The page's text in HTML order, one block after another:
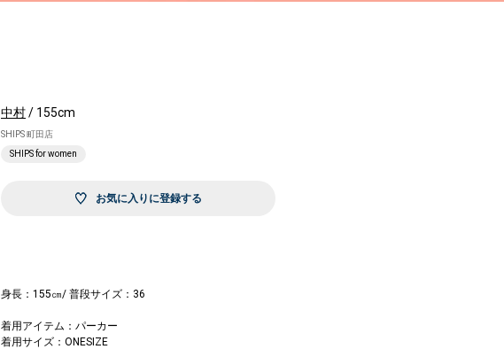
中村/ 155cm
SHIPS 町田店
SHIPS for women
お気に入りに登録する
身長：155㎝/ 普段サイズ：36
着用アイテム：パーカー
着用サイズ：ONESIZE